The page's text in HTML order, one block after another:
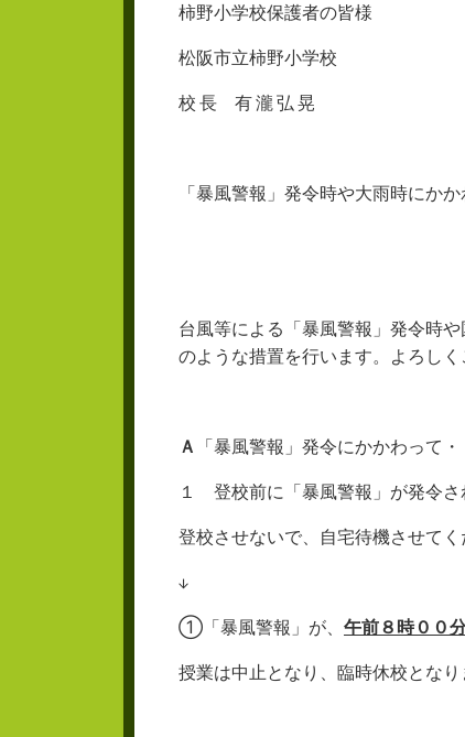
柿野小学校保護者の皆様
松阪市立柿野小学校
校 長 有 瀧 弘 晃
「暴風警報」発令時や大雨時にか
台風等による「暴風警報」発令時
のような措置を行います。よろしく
Ａ 「暴風警報」発令にかかわって・
１ 登校前に「暴風警報」が発令さ
登校させないで、自宅待機させてく
↓
①「暴風警報」が、 午前８時００
授業は中止となり、臨時休校となり